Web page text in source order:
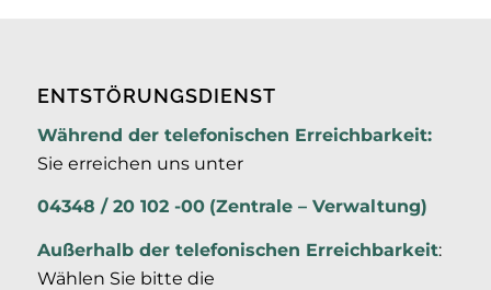
ENTSTÖRUNGSDIENST
Während der telefonischen Erreichbarkeit:
Sie erreichen uns unter
04348 / 20 102 -00 (Zentrale – Verwaltung)
Außerhalb der telefonischen Erreichbarkeit:
Wählen Sie bitte die